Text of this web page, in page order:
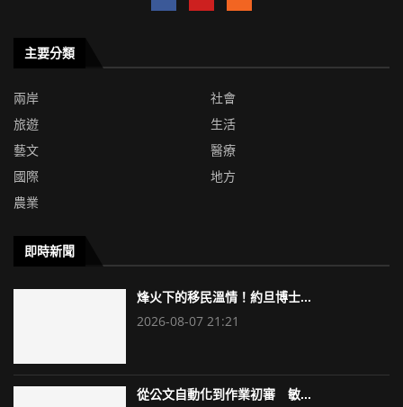
主要分類
兩岸
社會
旅遊
生活
藝文
醫療
國際
地方
農業
即時新聞
烽火下的移民溫情！約旦博士...
2026-08-07 21:21
從公文自動化到作業初審 敏...